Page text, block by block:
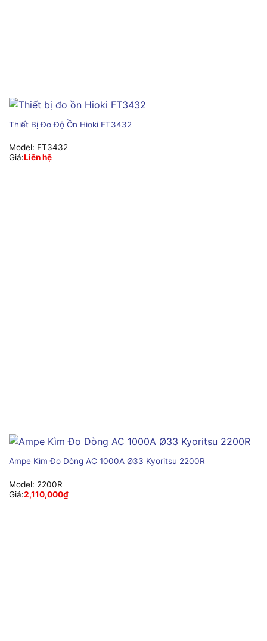
Thiết Bị Đo Độ Ồn Hioki FT3432
Model: FT3432
Giá:Liên hệ
Ampe Kìm Đo Dòng AC 1000A Ø33 Kyoritsu 2200R
Model: 2200R
Giá:2,110,000₫